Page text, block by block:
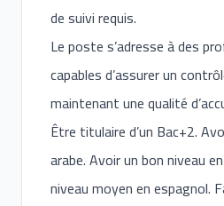
de suivi requis.
Le poste s’adresse à des
capables d’assurer un
maintenant une qualité
Être titulaire d’un Bac+2.
arabe. Avoir un bon niveau
niveau moyen en espagnol.